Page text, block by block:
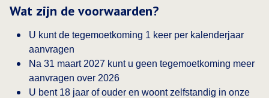
Wat zijn de voorwaarden?
U kunt de tegemoetkoming 1 keer per kalenderjaar
aanvragen
Na 31 maart 2027 kunt u geen tegemoetkoming meer
aanvragen over 2026
U bent 18 jaar of ouder en woont zelfstandig in onze